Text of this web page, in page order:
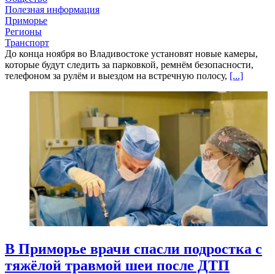
Полезная информация
Приморье
Регионы
Транспорт
До конца ноября во Владивостоке установят новые камеры,
которые будут следить за парковкой, ремнём безопасности,
телефоном за рулём и выездом на встречную полосу, [...]
В Приморье врачи спасли подростка с
тяжёлой травмой шеи после ДТП